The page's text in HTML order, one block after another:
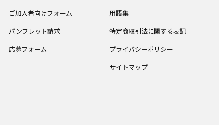
ご加入者向けフォーム
パンフレット請求
応募フォーム
用語集
特定商取引法に関する表記
プライバシーポリシー
サイトマップ